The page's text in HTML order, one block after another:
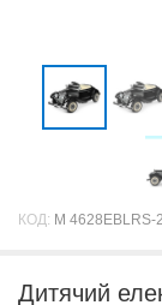
КОД: M 4628EBLRS-2
Дитячий